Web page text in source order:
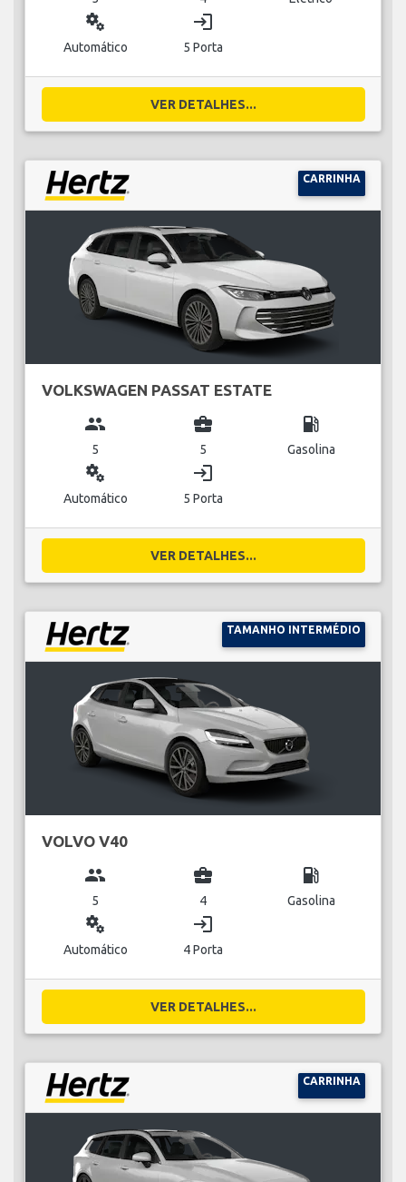
miscellaneous_services
Automático
login
5 Porta
VER DETALHES...
CARRINHA
VOLKSWAGEN PASSAT ESTATE
group
5
business_center
5
local_gas_station
Gasolina
miscellaneous_services
Automático
login
5 Porta
VER DETALHES...
TAMANHO INTERMÉDIO
VOLVO V40
group
5
business_center
4
local_gas_station
Gasolina
miscellaneous_services
Automático
login
4 Porta
VER DETALHES...
CARRINHA